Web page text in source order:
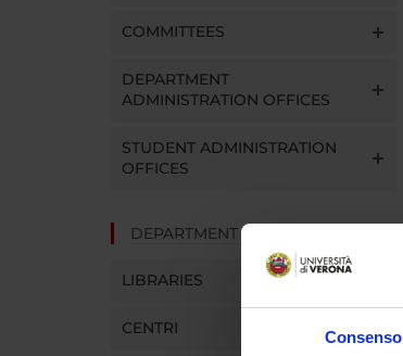
Consenso
COMMITTEES
DEPARTMENT
ADMINISTRATION OFFICES
STUDENT ADMINISTRATION
OFFICES
DEPARTMENT FACILITIES
LIBRARIES
CENTRI